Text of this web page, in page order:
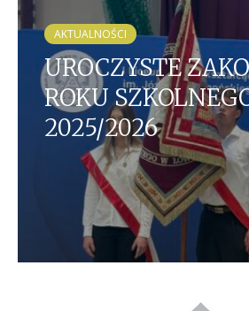
AKTUALNOŚCI
UROCZYSTE
ROKU
2025/2026